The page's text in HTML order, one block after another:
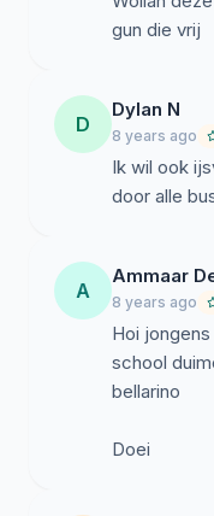
gun die vrij
D
Dylan N
8 years ago
Ik wil ook
door alle
A
Ammaar
8 years ago
Hoi
school
bellarino
Doei